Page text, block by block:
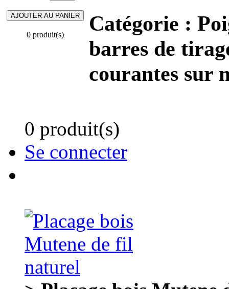
0 produit(s) Catégorie :
barres de
courantes sur
0 produit(s)
Se connecter